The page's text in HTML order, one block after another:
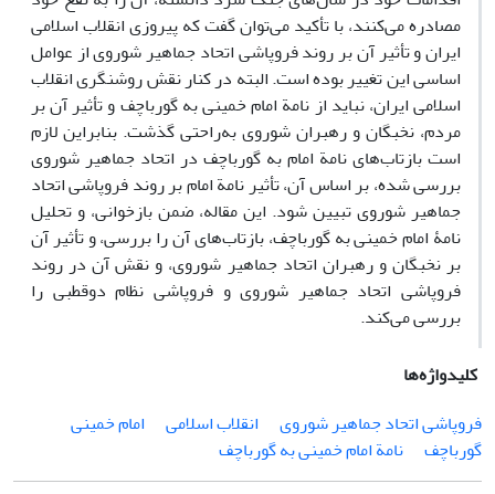
مصادره می‌کنند، با تأکید می‌توان گفت که پیروزی انقلاب اسلامی
ایران و تأثیر آن بر روند فروپاشی اتحاد جماهیر شوروی از عوامل
اساسی این تغییر بوده است. البته در کنار نقش روشنگری انقلاب
اسلامی ایران، نباید از نامة امام خمینی به گورباچف و تأثیر آن بر
مردم، نخبگان و رهبران شوروی به‌راحتی گذشت. بنابراین لازم
است بازتاب‌های نامة امام به گورباچف در اتحاد جماهیر شوروی
بررسی شده، بر اساس آن، تأثیر نامة امام بر روند فروپاشی اتحاد
جماهیر شوروی تبیین شود. این مقاله، ضمن بازخوانی، و تحلیل
نامۀ امام خمینی به گورباچف، بازتاب‌های آن را بررسی، و تأثیر آن
بر نخبگان و رهبران اتحاد جماهیر شوروی، و نقش آن در روند
فروپاشی اتحاد جماهیر شوروی و فروپاشی نظام دوقطبی را
بررسی می‌کند.
کلیدواژه‌ها
فروپاشی اتحاد جماهیر شوروی
انقلاب اسلامی
امام خمینی
گورباچف
نامة امام خمینی به گورباچف